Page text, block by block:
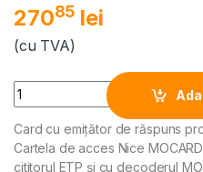
27085 lei
(cu TVA)
Quantity
Card cu emițător de răspuns
Cartela de acces Nice
cititorul ETP și cu decoderul